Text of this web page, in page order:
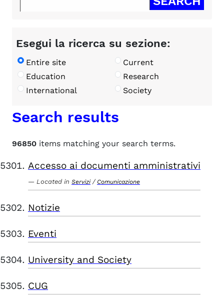
Esegui la ricerca su sezione:
Entire site
Current
Education
Research
International
Society
Search results
96850 items matching your search terms.
Accesso ai documenti amministrativi
Located in Servizi / Comunicazione
Notizie
Eventi
University and Society
CUG